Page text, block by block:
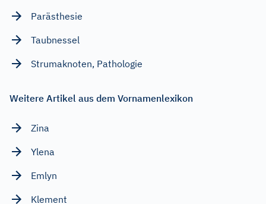
Parästhesie
Taubnessel
Strumaknoten, Pathologie
Weitere Artikel aus dem Vornamenlexikon
Zina
Ylena
Emlyn
Klement